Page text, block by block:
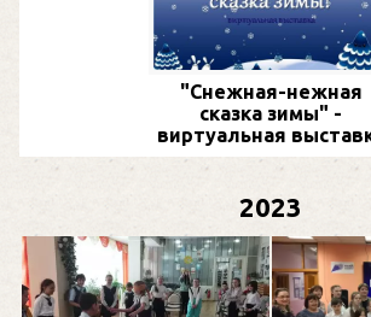
"Снежная-нежная
сказка зимы" -
виртуальная
2023